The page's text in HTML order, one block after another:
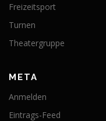
Freizeitsport
Turnen
Theatergruppe
META
Anmelden
Eintrags-Feed